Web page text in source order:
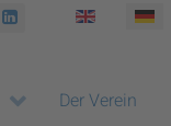
Sprache
Der Verein